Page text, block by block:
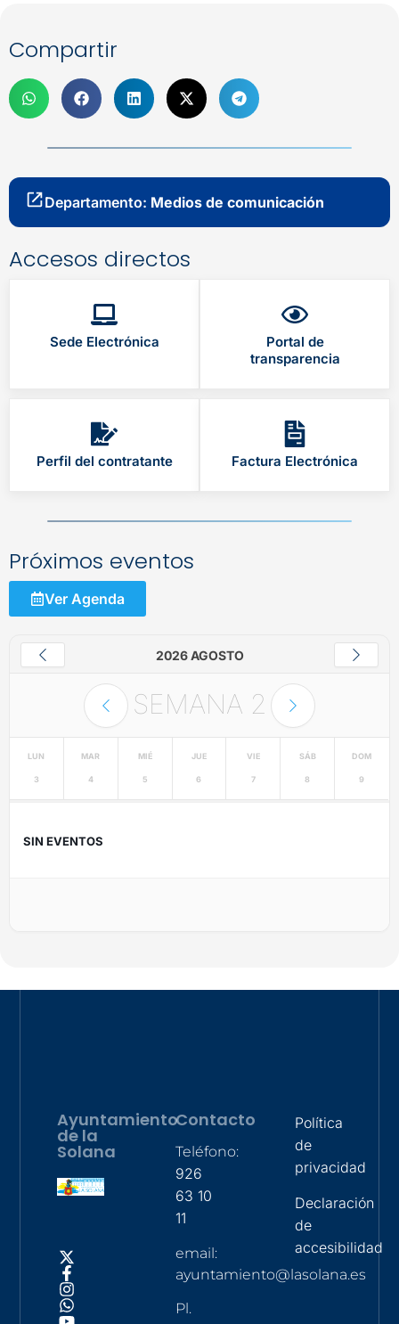
Compartir
Departamento: Medios de comunicación
Accesos directos
Sede Electrónica
Portal de
transparencia
Perfil del contratante Factura Electrónica
Próximos eventos
Ver Agenda
2026 AGOSTO
SEMANA 2
LUN
3
MAR
4
MIÉ
5
JUE
6
VIE
7
SÁB
8
DOM
9
SIN EVENTOS
Ayuntamiento
de la
Solana
Contacto
Teléfono:
926
63 10
11
email:
ayuntamiento@lasolana.es
Pl.
Política
de
privacidad
Declaración
de
accesibilidad